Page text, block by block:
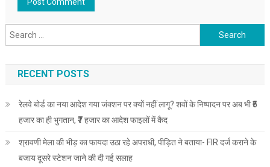
Search
for:
RECENT POSTS
रेलवे बोर्ड का नया आदेश गया जंक्शन पर क्यों नहीं लागू? शवों के निष्पादन पर अब भी ₹5
हजार का ही भुगतान, ₹7 हजार का आदेश फाइलों में कैद
श्रावणी मेला की भीड़ का फायदा उठा रहे अपराधी, पीड़ित ने बताया- FIR दर्ज कराने के
बजाय दूसरे स्टेशन जाने की दी गई सलाह